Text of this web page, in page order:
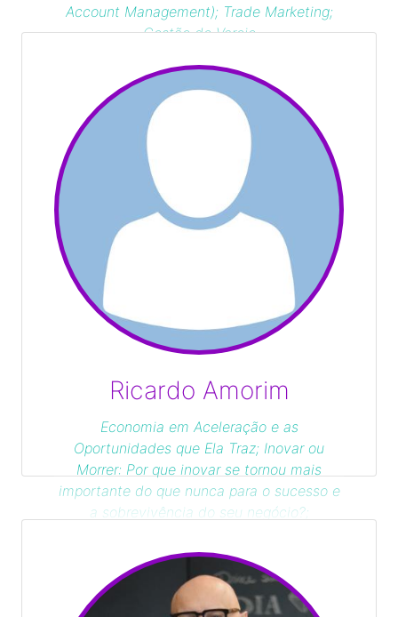
Account Management); Trade Marketing;
Gestão de Varejo
Ricardo Amorim
Economia em Aceleração e as
Oportunidades que Ela Traz; Inovar ou
Morrer: Por que inovar se tornou mais
importante do que nunca para o sucesso e
a sobrevivência do seu negócio?;
paradigma